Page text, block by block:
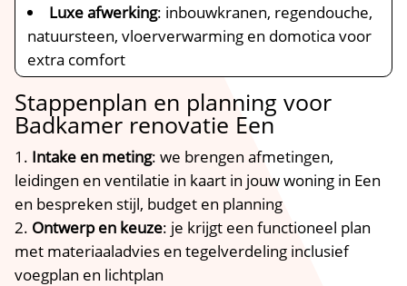
Luxe afwerking: inbouwkranen, regendouche,
natuursteen, vloerverwarming en domotica voor
extra comfort
Stappenplan en planning voor
Badkamer renovatie Een
Intake en meting: we brengen afmetingen,
leidingen en ventilatie in kaart in jouw woning in Een
en bespreken stijl, budget en planning
Ontwerp en keuze: je krijgt een functioneel plan
met materiaaladvies en tegelverdeling inclusief
voegplan en lichtplan